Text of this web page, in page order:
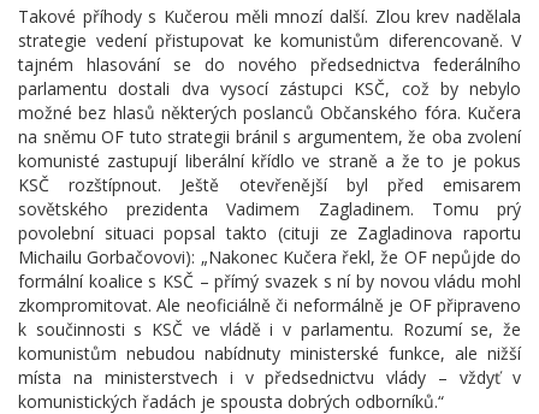
Takové příhody s Kučerou měli mnozí další. Zlou krev nadělala
strategie vedení přistupovat ke komunistům diferencovaně. V
tajném hlasování se do nového předsednictva federálního
parlamentu dostali dva vysocí zástupci KSČ, což by nebylo
možné bez hlasů některých poslanců Občanského fóra. Kučera
na sněmu OF tuto strategii bránil s argumentem, že oba zvolení
komunisté zastupují liberální křídlo ve straně a že to je pokus
KSČ rozštípnout. Ještě otevřenější byl před emisarem
sovětského prezidenta Vadimem Zagladinem. Tomu prý
povolební situaci popsal takto (cituji ze Zagladinova raportu
Michailu Gorbačovovi): „Nakonec Kučera řekl, že OF nepůjde do
formální koalice s KSČ – přímý svazek s ní by novou vládu mohl
zkompromitovat. Ale neoficiálně či neformálně je OF připraveno
k součinnosti s KSČ ve vládě i v parlamentu. Rozumí se, že
komunistům nebudou nabídnuty ministerské funkce, ale nižší
místa na ministerstvech i v předsednictvu vlády – vždyť v
komunistických řadách je spousta dobrých odborníků.“